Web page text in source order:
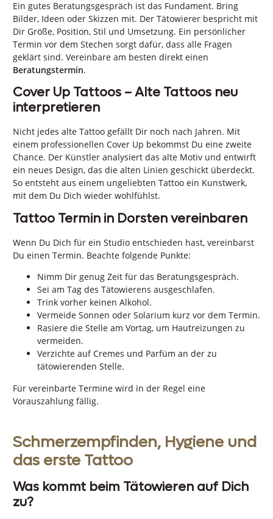
Ein gutes Beratungsgespräch ist das Fundament. Bring
Bilder, Ideen oder Skizzen mit. Der Tätowierer bespricht mit
Dir Größe, Position, Stil und Umsetzung. Ein persönlicher
Termin vor dem Stechen sorgt dafür, dass alle Fragen
geklärt sind. Vereinbare am besten direkt einen
Beratungstermin.
Cover Up Tattoos – Alte Tattoos neu
interpretieren
Nicht jedes alte Tattoo gefällt Dir noch nach Jahren. Mit
einem professionellen Cover Up bekommst Du eine zweite
Chance. Der Künstler analysiert das alte Motiv und entwirft
ein neues Design, das die alten Linien geschickt überdeckt.
So entsteht aus einem ungeliebten Tattoo ein Kunstwerk,
mit dem Du Dich wieder wohlfühlst.
Tattoo Termin in Dorsten vereinbaren
Wenn Du Dich für ein Studio entschieden hast, vereinbarst
Du einen Termin. Beachte folgende Punkte:
Nimm Dir genug Zeit für das Beratungsgespräch.
Sei am Tag des Tätowierens ausgeschlafen.
Trink vorher keinen Alkohol.
Vermeide Sonnen oder Solarium kurz vor dem Termin.
Rasiere die Stelle am Vortag, um Hautreizungen zu
vermeiden.
Verzichte auf Cremes und Parfüm an der zu
tätowierenden Stelle.
Für vereinbarte Termine wird in der Regel eine
Vorauszahlung fällig.
Schmerzempfinden, Hygiene und
das erste Tattoo
Was kommt beim Tätowieren auf Dich
zu?